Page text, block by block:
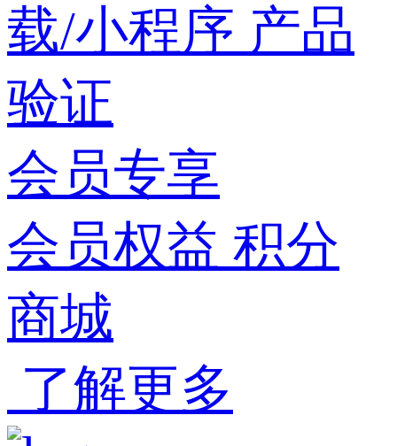
载/小程序 产品
验证
会员专享
会员权益 积分
商城
了解更多